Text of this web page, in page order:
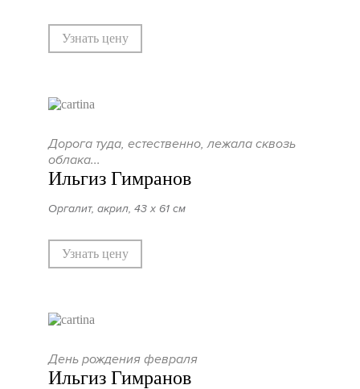
Узнать цену
Дорога туда, естественно, лежала сквозь
облака...
Ильгиз Гимранов
Оргалит, акрил, 43 х 61 см
Узнать цену
День рождения февраля
Ильгиз Гимранов